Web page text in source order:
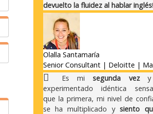
devuelto la fluidez al hablar inglés!
Olalla Santamaría
Senior Consultant | Deloitte |
Es misegunda vezy
experimentado idéntica
que la primera, mi nivel de
se ha multiplicado ysiento